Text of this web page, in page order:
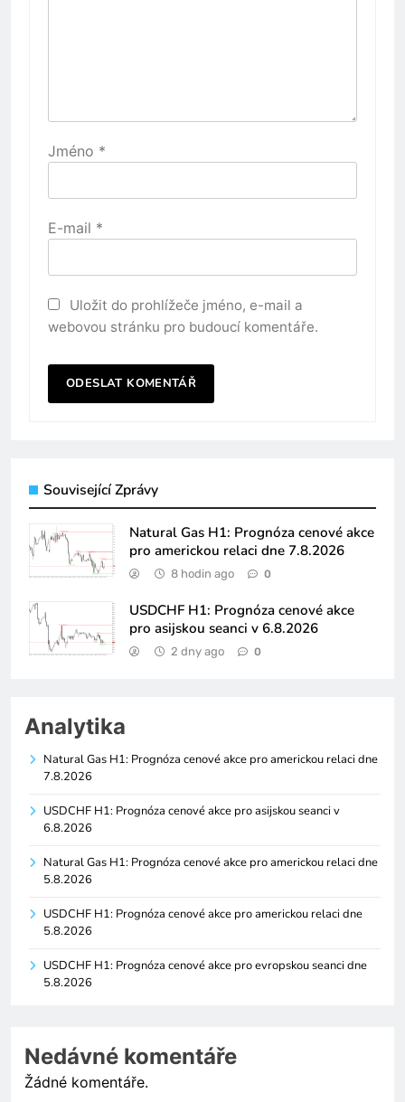
Jméno *
E-mail *
Uložit do prohlížeče jméno, e-mail a
webovou stránku pro budoucí komentáře.
Související Zprávy
Natural Gas H1: Prognóza cenové akce
pro americkou relaci dne 7.8.2026
8 hodin ago 0
USDCHF H1: Prognóza cenové akce
pro asijskou seanci v 6.8.2026
2 dny ago 0
Analytika
Natural Gas H1: Prognóza cenové akce pro americkou relaci dne
7.8.2026
USDCHF H1: Prognóza cenové akce pro asijskou seanci v
6.8.2026
Natural Gas H1: Prognóza cenové akce pro americkou relaci dne
5.8.2026
USDCHF H1: Prognóza cenové akce pro americkou relaci dne
5.8.2026
USDCHF H1: Prognóza cenové akce pro evropskou seanci dne
5.8.2026
Nedávné komentáře
Žádné komentáře.